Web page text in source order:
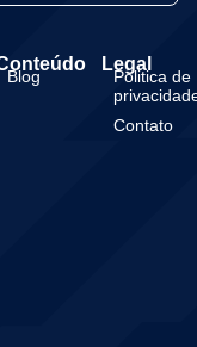
Blog
Legal
Politica de
Contato